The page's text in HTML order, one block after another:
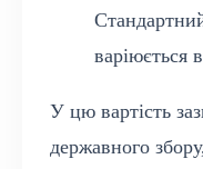
варіюється
У цю вартість
державного